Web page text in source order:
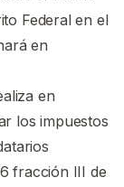
Federal en el
en
en
los impuestos
fracción III de